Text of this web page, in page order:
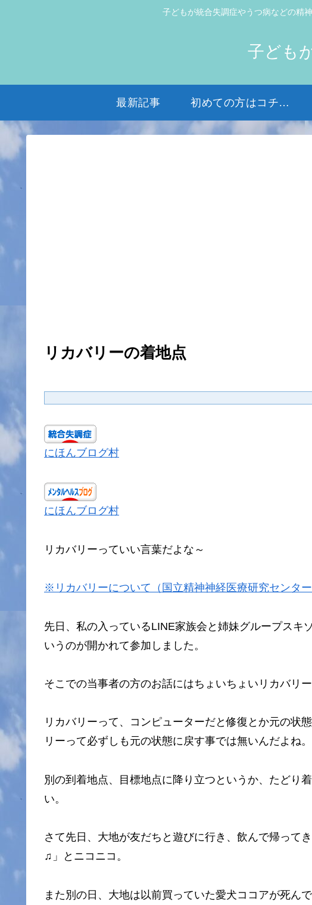
子どもが統合失調症やうつ病などの精
子ども
最新記事 初めての方はコチラから
リカバリーの着地点
にほんブログ村
にほんブログ村
リカバリーっていい言葉だよな～
※リカバリーについて（国立精神神経医療研究センター
先日、私の入っているLINE家族会と姉妹グループスキ
いうのが開かれて参加しました。
そこでの当事者の方のお話にはちょいちょいリカバリ
リカバリーって、コンピューターだと修復とか元の状
リーって必ずしも元の状態に戻す事では無いんだよね。
別の到着地点、目標地点に降り立つというか、たどり
い。
さて先日、大地が友だちと遊びに行き、飲んで帰って
♫」とニコニコ。
また別の日、大地は以前買っていた愛犬ココアが死ん